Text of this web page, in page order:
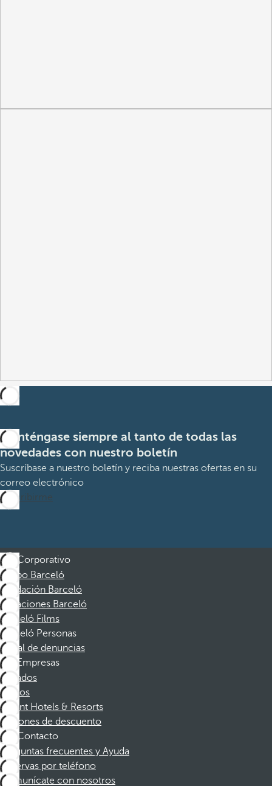
Manténgase siempre al tanto de todas las
novedades con nuestro boletín
Suscríbase a nuestro boletín y reciba nuestras ofertas en su
correo electrónico
Suscribirme
Corporativo
Grupo Barceló
Fundación Barceló
Vacaciones Barceló
Barceló Films
Barceló Personas
Canal de denuncias
Empresas
Afiliados
Socios
Dorint Hotels & Resorts
Cupones de descuento
Contacto
Preguntas frecuentes y Ayuda
Reservas por teléfono
Comunícate con nosotros